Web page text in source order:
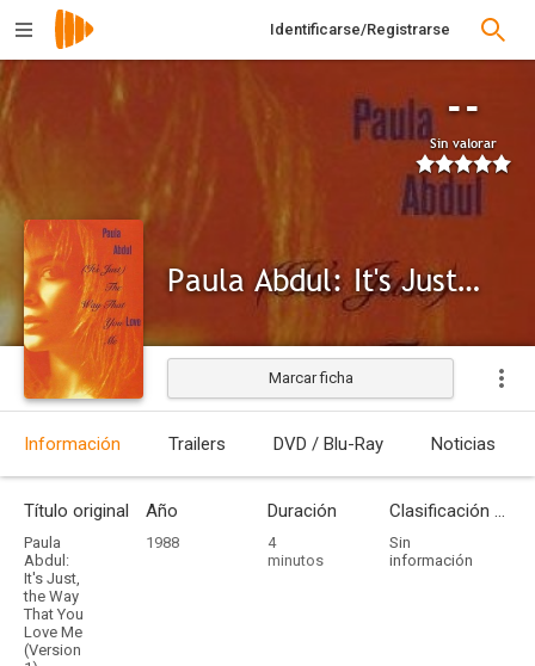
Identificarse/Registrarse
--
Sin valorar
Paula Abdul: It's Just, the Way That You Love Me (Version 1)
Marcar ficha
Información Trailers DVD / Blu-Ray Noticias
Título original
Paula
Abdul:
It's Just,
the Way
That You
Love Me
(Version
Año
1988
Duración
4
minutos
Clasificación por edades
Sin
información